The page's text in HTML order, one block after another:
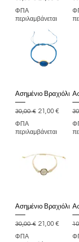
ΦΠΑ
περιλαμβάνεται
Ασημένιο Βραχιόλι
Κανονική τιμή
30,00 € Τιμή
21,00 €
ΦΠΑ
περιλαμβάνεται
Ασημένιο Βραχιόλι
Κανονική τιμή
30,00 € Τιμή
21,00 €
ΦΠΑ